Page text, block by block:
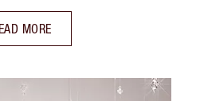
MORE